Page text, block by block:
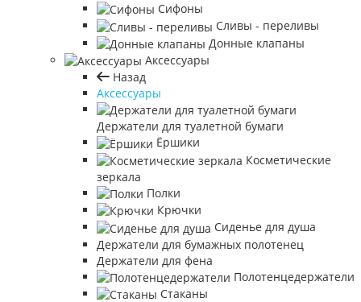
Сифоны
Сливы - переливы
Донные клапаны
Аксессуары
Назад
Аксессуары
Держатели для туалетной бумаги
Ёршики
Косметические
зеркала
Полки
Крючки
Сиденье для душа
Держатели для бумажных полотенец
Держатели для фена
Полотенцедержатели
Стаканы